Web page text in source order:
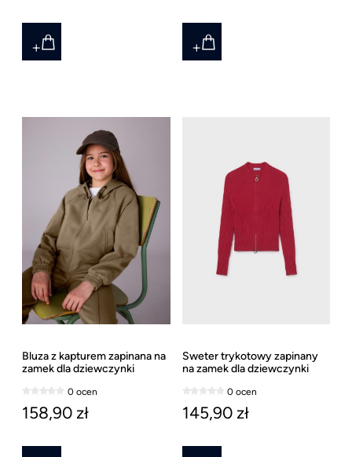
Bluza z kapturem zapinana na
zamek dla dziewczynki
0 ocen
158,90 zł
Sweter trykotowy zapinany
na zamek dla dziewczynki
0 ocen
145,90 zł